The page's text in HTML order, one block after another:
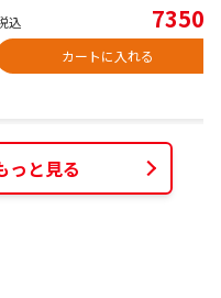
込 7350
カートに入れる
っと見る